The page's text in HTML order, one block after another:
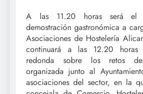
A las 11.20 horas será el
demostración gastronómica a
Asociaciones de Hostelería
continuará a las 12.20 horas
redonda sobre los retos
organizada junto al
asociaciones del sector, en la